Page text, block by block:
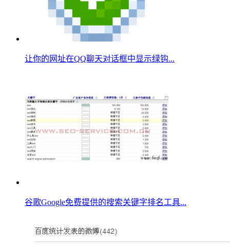
让你的网址在QQ聊天对话框中显示绿钩...
谷歌Google免费提供的搜索关键字排名工具...